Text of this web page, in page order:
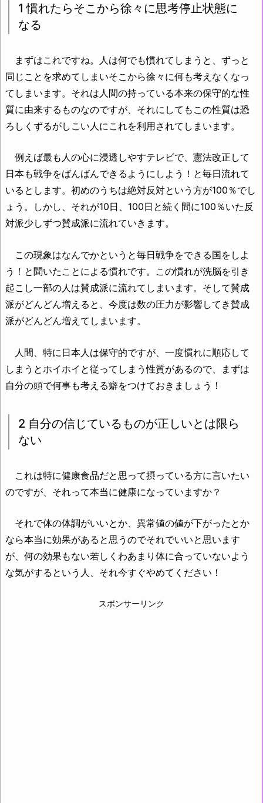
1 慣れたらそこから徐々に思考停止状態に
なる
まずはこれですね。人は何でも慣れてしまうと、ずっと
同じことを求めてしまいそこから徐々に何も考えなくなっ
てしまいます。それは人間の持っている本来の保守的な性
質に由来するものなのですが、それにしてもこの性質は恐
ろしくずるがしこい人にこれを利用されてしまいます。
例えば最も人の心に浸透しやすテレビで、憲法改正して
日本も戦争をばんばんできるようにしよう！と毎日流れて
いるとします。初めのうちは絶対反対という方が100％でし
ょう。しかし、それが10日、100日と続く間に100％いた反
対派少しずつ賛成派に流れていきます。
この現象はなんでかというと毎日戦争をできる国をしよ
う！と聞いたことによる慣れです。この慣れが洗脳を引き
起こし一部の人は賛成派に流れてしまいます。そして賛成
派がどんどん増えると、今度は数の圧力が影響してき賛成
派がどんどん増えてしまいます。
人間、特に日本人は保守的ですが、一度慣れに順応して
しまうとホイホイと従ってしまう性質があるので、まずは
自分の頭で何事も考える癖をつけておきましょう！
2 自分の信じているものが正しいとは限ら
ない
これは特に健康食品だと思って摂っている方に言いたい
のですが、それって本当に健康になっていますか？
それで体の体調がいいとか、異常値の値が下がったとか
なら本当に効果があると思うのでそれでいいと思います
が、何の効果もない若しくわあまり体に合っていないよう
な気がするという人、それ今すぐやめてください！
スポンサーリンク